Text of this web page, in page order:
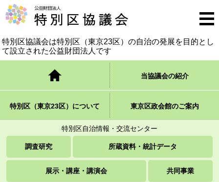
公益財団法人 特別区協議会
特別区協議会は特別区（東京23区）の自治の発展を 目的とし
て設立された公益財団法人です
メニ
ュー
トップページ 当協議会の紹介
特別区（東京23区）について 東京区政会館のご案内
特別区自治情報・交流センター
調査研究 所蔵資料・統計データ
展示・講座・講演会 共同事業